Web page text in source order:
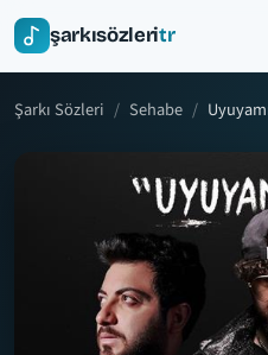
şarkısözleritr
Şarkı Sözleri Sehabe